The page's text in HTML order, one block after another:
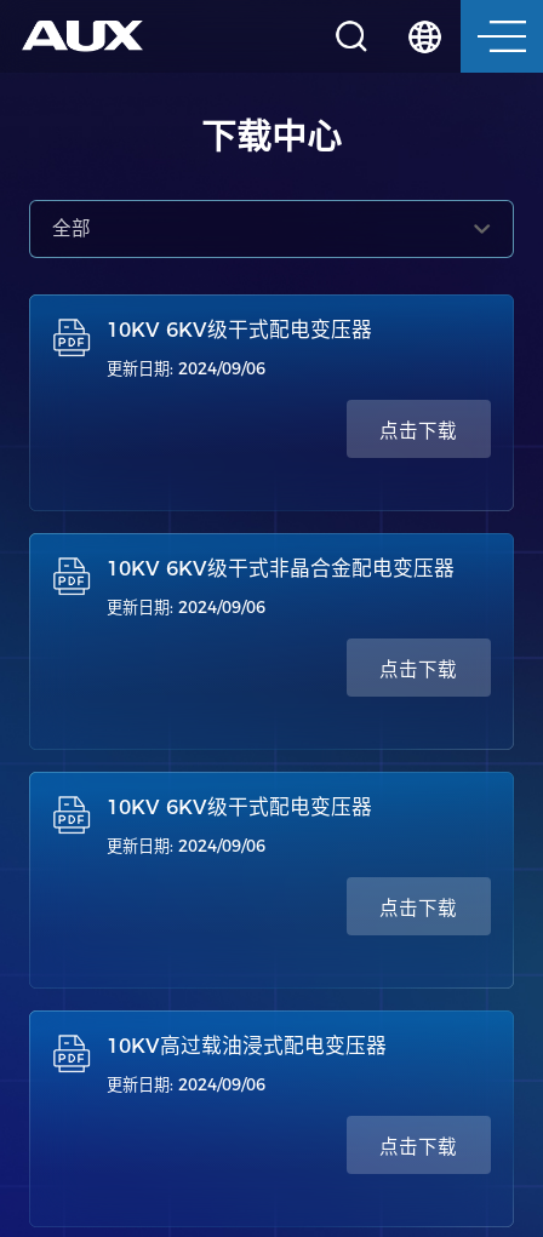
下载中心
全部
10KV 6KV级干式配电变压器
更新日期: 2024/09/06
点击下载
10KV 6KV级干式非晶合金配电变压器
更新日期: 2024/09/06
点击下载
10KV 6KV级干式配电变压器
更新日期: 2024/09/06
点击下载
10KV高过载油浸式配电变压器
更新日期: 2024/09/06
点击下载